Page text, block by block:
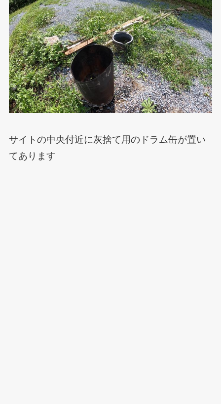
サイトの中央付近に灰捨て用のドラム缶が置い
てあります